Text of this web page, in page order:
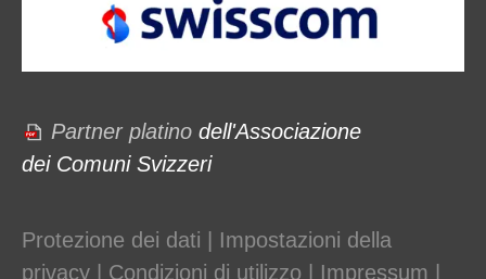
Partner platino dell'Associazione
dei Comuni Svizzeri
Protezione dei dati
Impostazioni della
privacy
Condizioni di utilizzo Impressum